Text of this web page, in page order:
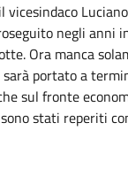
negli
Ora manca
portato a
sul fronte
stati reperiti